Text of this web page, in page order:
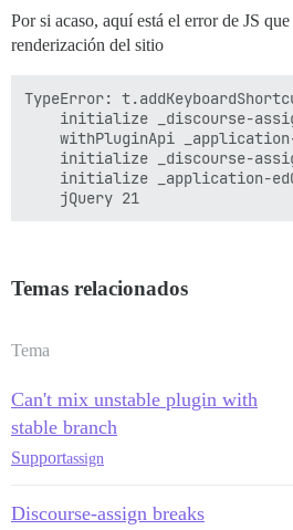
Por si acaso, aquí está el error de JS
renderización del sitio
TypeError:
initialize _discourse-
withPluginApi
initialize _discourse-
initialize _application-
Temas relacionados
Tema
Can't mix unstable plugin with
stable branch
Supportassign
Discourse-assign breaks